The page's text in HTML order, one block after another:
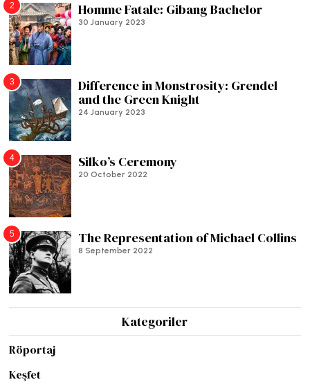
2 Homme Fatale: Gibang Bachelor
30 January 2023
3
Difference in Monstrosity: Grendel
and the Green Knight
24 January 2023
4 Silko’s Ceremony
20 October 2022
5 The Representation of Michael Collins
8 September 2022
Kategoriler
Röportaj
Keşfet